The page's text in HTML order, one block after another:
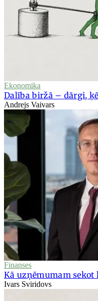
Ekonomika
Dalība biržā – dārgi,
Andrejs Vaivars
Finanses
Kā uzņēmumam
Ivars Sviridovs